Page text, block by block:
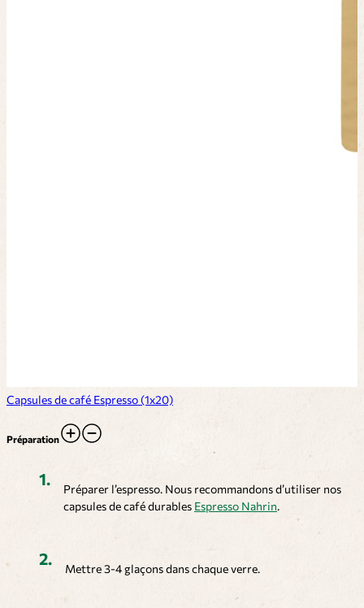
Capsules de café Espresso (1x20)
Préparation
Préparer l’espresso. Nous recommandons d’utiliser nos
capsules de café durables Espresso Nahrin.
Mettre 3-4 glaçons dans chaque verre.